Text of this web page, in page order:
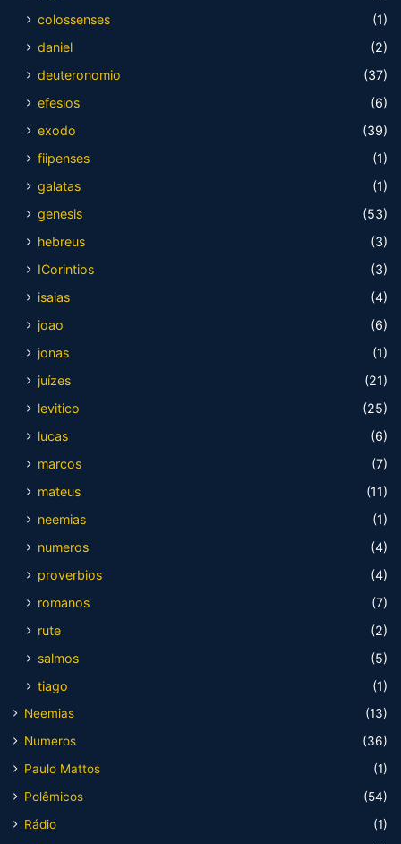
colossenses
(1)
daniel
(2)
deuteronomio
(37)
efesios
(6)
exodo
(39)
fiipenses
(1)
galatas
(1)
genesis
(53)
hebreus
(3)
ICorintios
(3)
isaias
(4)
joao
(6)
jonas
(1)
juízes
(21)
levitico
(25)
lucas
(6)
marcos
(7)
mateus
(11)
neemias
(1)
numeros
(4)
proverbios
(4)
romanos
(7)
rute
(2)
salmos
(5)
tiago
(1)
Neemias
(13)
Numeros
(36)
Paulo Mattos
(1)
Polêmicos
(54)
Rádio
(1)